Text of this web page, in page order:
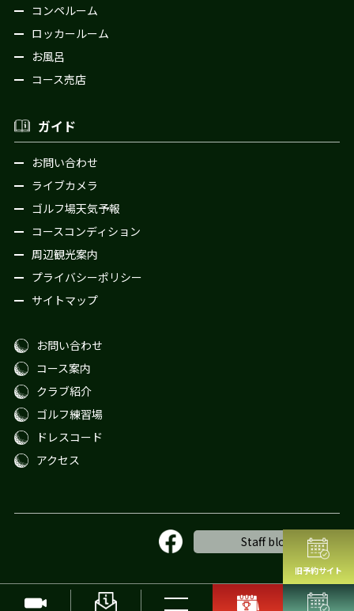
旧予約サイト
コンペルーム
ロッカールーム
お風呂
コース売店
ガイド
お問い合わせ
ライブカメラ
ゴルフ場天気予報
コースコンディション
周辺観光案内
プライバシーポリシー
サイトマップ
お問い合わせ
コース案内
クラブ紹介
ゴルフ練習場
ドレスコード
アクセス
Staff blog